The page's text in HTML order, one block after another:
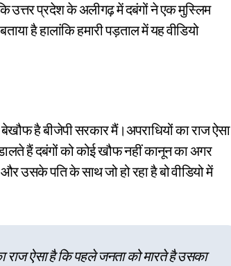
उत्तर प्रदेश के अलीगढ़ में दबंगों ने एक मुस्लिम
है हालांकि हमारी पड़ताल में यह वीडियो
है बीजेपी सरकार मैं।अपराधियों का राज ऐसा
हैं दबंगों को कोई खौफ नहीं कानून का अगर
उसके पति के साथ जो हो रहा है बो वीडियो में
राज ऐसा है कि पहले जनता को मारते है उसका